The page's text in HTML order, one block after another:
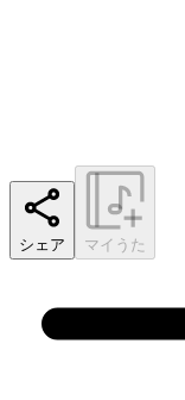
シェア マイうた